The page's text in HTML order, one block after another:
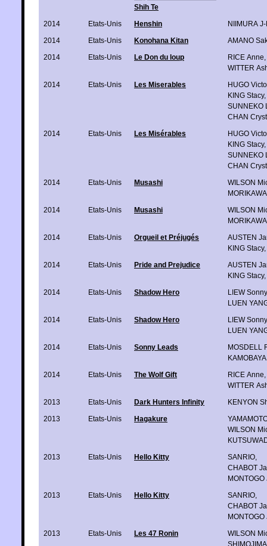
Shih Te
2014 Etats-Unis Henshin
NIIMURA
2014
Etats-Unis Konohana Kitan
AMANO
2014
Etats-Unis Le Don du loup RICE Anne
WITTER
2014
Etats-Unis Les Miserables
HUGO
KING Stacy,
SUNNEKO
CHAN
2014
Etats-Unis Les Misérables
HUGO
KING Stacy,
SUNNEKO
CHAN
2014
Etats-Unis Musashi
WILSON
2014
Etats-Unis Musashi
WILSON
2014
Etats-Unis Orgueil et Préjugés
AUSTEN
KING Stacy,
2014
Etats-Unis Pride and Prejudice
AUSTEN
KING Stacy,
2014
Etats-Unis Shadow Hero
LIEW Sonny
LUEN
2014
Etats-Unis Shadow Hero
LIEW Sonny
LUEN
2014
Etats-Unis Sonny Leads
MOSDELL
2014
Etats-Unis The Wolf Gift RICE Anne
WITTER
2013
Etats-Unis Dark Hunters Infinity
KENYON
2013
Etats-Unis Hagakure
WILSON
2013
Etats-Unis Hello Kitty SANRIO
CHABOT
MONTOGO
2013
Etats-Unis Hello Kitty SANRIO
CHABOT
MONTOGO
2013
Etats-Unis Les 47 Ronin
WILSON